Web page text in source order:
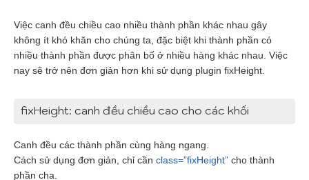
Việc canh đều chiều cao nhiều thành phần khác nhau gây
không ít khó khăn cho chúng ta, đặc biệt khi thành phần có
nhiều thành phần được phân bố ở nhiều hàng khác nhau. Việc
nay sẽ trở nên đơn giản hơn khi sử dụng plugin fixHeight.
fixHeight: canh đều chiều cao cho các khối
Canh đều các thành phần cùng hàng ngang.
Cách sử dụng đơn giản, chỉ cần class=”fixHeight” cho thành
phần cha.